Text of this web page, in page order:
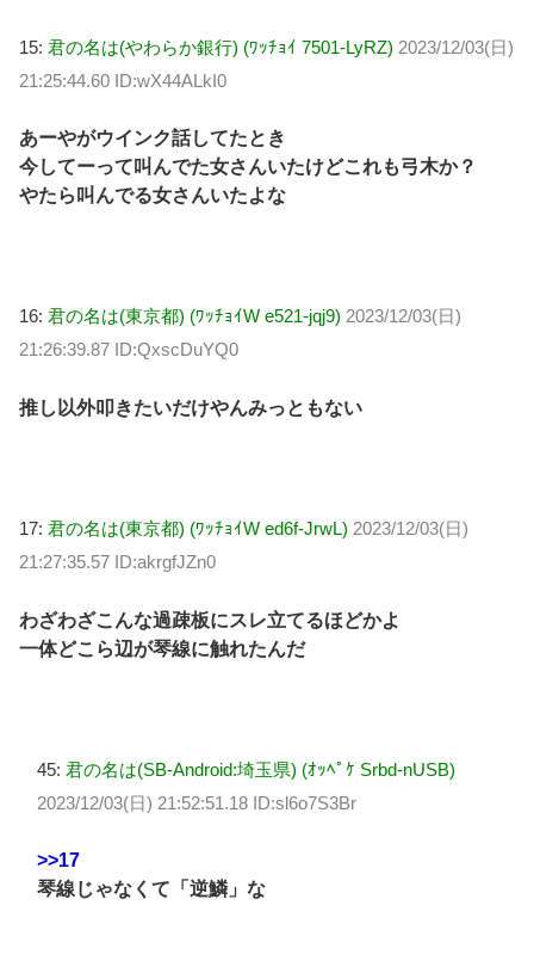
15: 君の名は(やわらか銀行) (ﾜｯﾁｮｲ 7501-LyRZ) 2023/12/03(日)
21:25:44.60 ID:wX44ALkI0
あーやがウインク話してたとき
今してーって叫んでた女さんいたけどこれも弓木か？
やたら叫んでる女さんいたよな
16: 君の名は(東京都) (ﾜｯﾁｮｲW e521-jqj9) 2023/12/03(日)
21:26:39.87 ID:QxscDuYQ0
推し以外叩きたいだけやんみっともない
17: 君の名は(東京都) (ﾜｯﾁｮｲW ed6f-JrwL) 2023/12/03(日)
21:27:35.57 ID:akrgfJZn0
わざわざこんな過疎板にスレ立てるほどかよ
一体どこら辺が琴線に触れたんだ
45: 君の名は(SB-Android:埼玉県) (ｵｯﾍﾟｹ Srbd-nUSB)
2023/12/03(日) 21:52:51.18 ID:sl6o7S3Br
>>17
琴線じゃなくて「逆鱗」な